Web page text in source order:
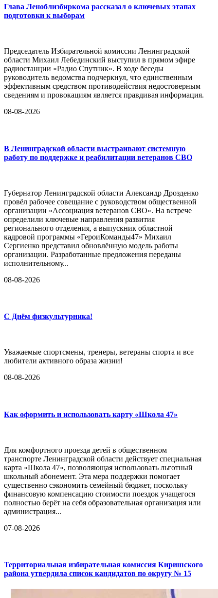
Глава Леноблизбиркома рассказал о ключевых этапах
подготовки к выборам
Председатель Избирательной комиссии Ленинградской
области Михаил Лебединский выступил в прямом эфире
радиостанции «Радио Спутник». В ходе беседы
руководитель ведомства подчеркнул, что единственным
эффективным средством противодействия недостоверным
сведениям и провокациям является правдивая информация.
08-08-2026
В Ленинградской области выстраивают системную
работу по поддержке и реабилитации ветеранов СВО
Губернатор Ленинградской области Александр Дрозденко
провёл рабочее совещание с руководством общественной
организации «Ассоциация ветеранов СВО». На встрече
определили ключевые направления развития
регионального отделения, а выпускник областной
кадровой программы «ГероиКоманды47» Михаил
Сергиенко представил обновлённую модель работы
организации. Разработанные предложения переданы
исполнительному...
08-08-2026
С Днём физкультурника!
Уважаемые спортсмены, тренеры, ветераны спорта и все
любители активного образа жизни!
08-08-2026
Как оформить и использовать карту «Школа 47»
Для комфортного проезда детей в общественном
транспорте Ленинградской области действует специальная
карта «Школа 47», позволяющая использовать льготный
школьный абонемент. Эта мера поддержки помогает
существенно сэкономить семейный бюджет, поскольку
финансовую компенсацию стоимости поездок учащегося
полностью берёт на себя образовательная организация или
администрация...
07-08-2026
Территориальная избирательная комиссия Киришского
района утвердила список кандидатов по округу № 15